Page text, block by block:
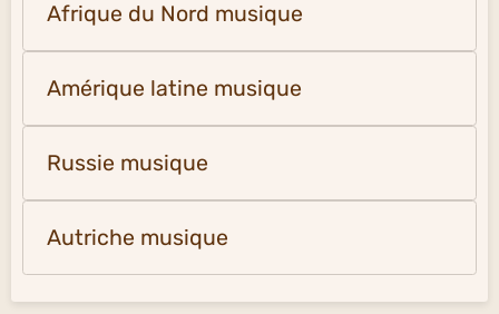
Afrique du Nord musique
Amérique latine musique
Russie musique
Autriche musique